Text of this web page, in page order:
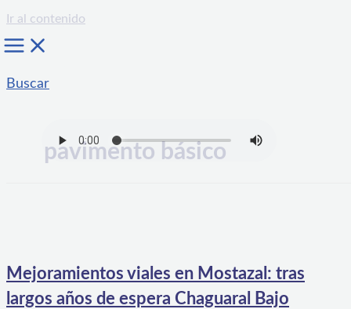
Ir al contenido
Buscar
pavimento básico
Mejoramientos viales en Mostazal: tras
largos años de espera Chaguaral Bajo